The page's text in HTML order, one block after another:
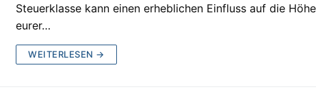
Steuerklasse kann einen erheblichen Einfluss auf die Höhe
eurer…
WEITERLESEN →